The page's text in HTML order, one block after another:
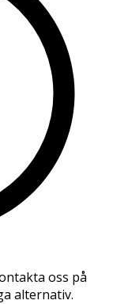
oss på
alternativ.